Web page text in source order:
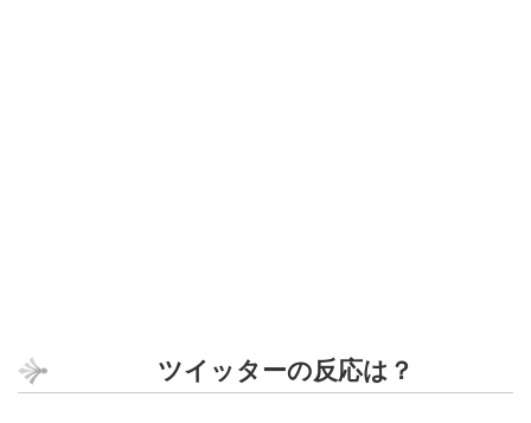
ツイッターの反応は？